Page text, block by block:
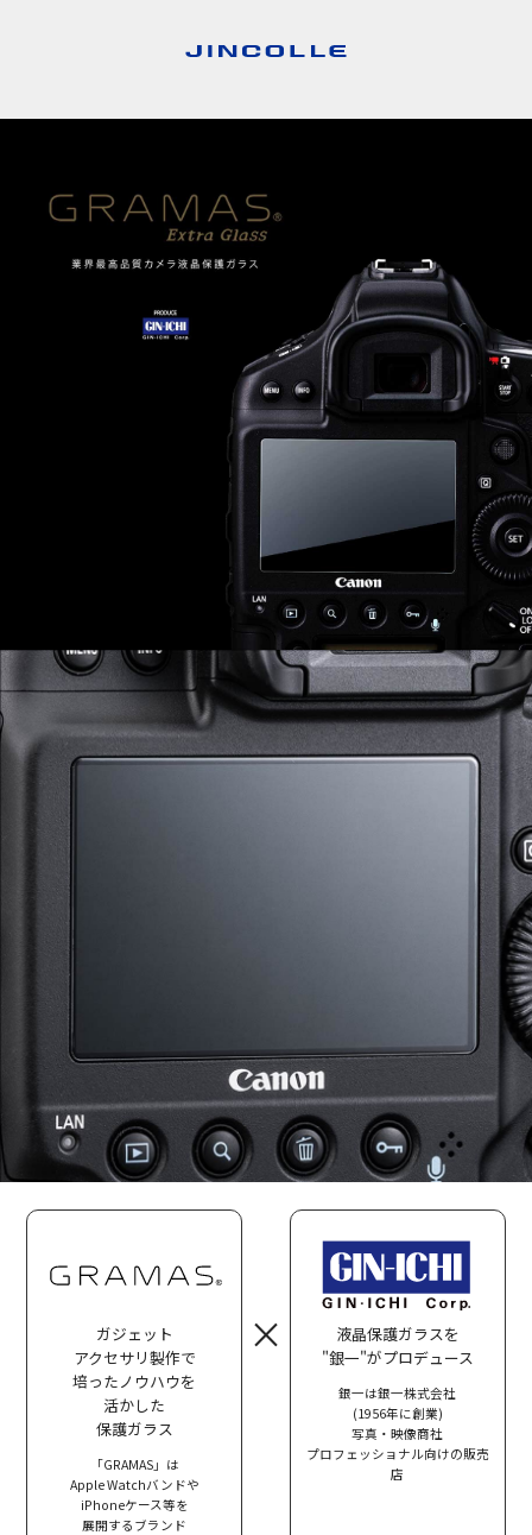
ガジェット
アクセサリ製作で
培ったノウハウを
活かした
保護ガラス
「GRAMAS」は
Apple Watchバンドや
iPhoneケース等を
展開するブランド
×
液晶保護ガラスを
"銀一"がプロデュース
銀一は銀一株式会社
(1956年に創業)
写真・映像商社
プロフェッショナル向けの販売
店